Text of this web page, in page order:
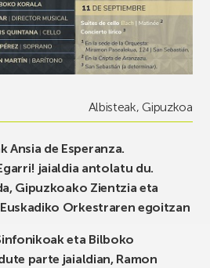
Albisteak,Gipuzkoa
Ansia de Esperanza.
jaialdia antolatu du.
Gipuzkoako Zientzia eta
Orkestraren egoitzan
eta Bilboko
parte jaialdian, Ramon